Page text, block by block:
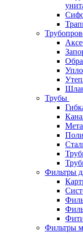
Трубы
Фильтры
Фильтры